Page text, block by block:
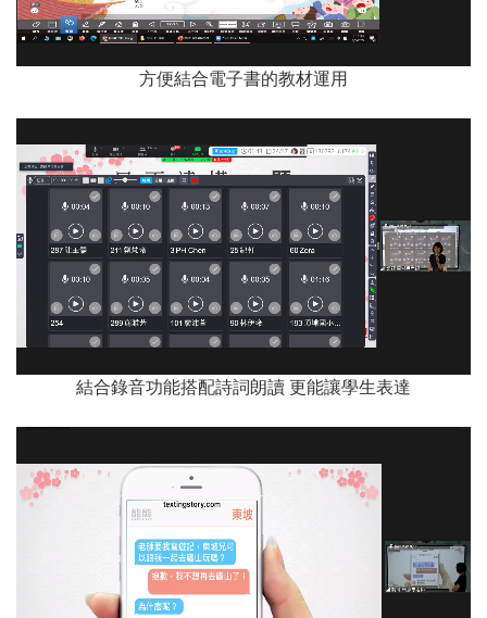
方便結合電子書的教材運用
結合錄音功能搭配詩詞朗讀 更能讓學生表達